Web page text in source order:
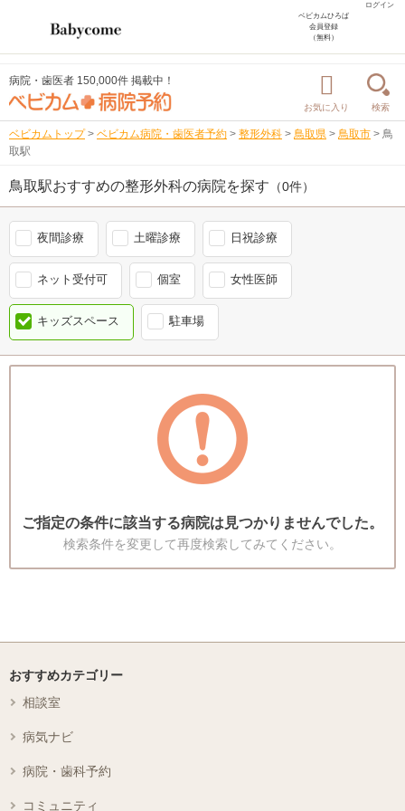
ログイン
ベビカムひろば
会員登録
（無料）
病院・歯医者 150,000件 掲載中！
お気に入り 検索
ベビカムトップ > ベビカム病院・歯医者予約 > 整形外科 > 鳥取県 > 鳥取市 > 鳥
取駅
鳥取駅おすすめの整形外科の病院を探す （0件）
夜間診療 土曜診療 日祝診療
ネット受付可 個室 女性医師
キッズスペース 駐車場
ご指定の条件に該当する病院は見つかりませんでした。
検索条件を変更して再度検索してみてください。
おすすめカテゴリー
相談室
病気ナビ
病院・歯科予約
コミュニティ